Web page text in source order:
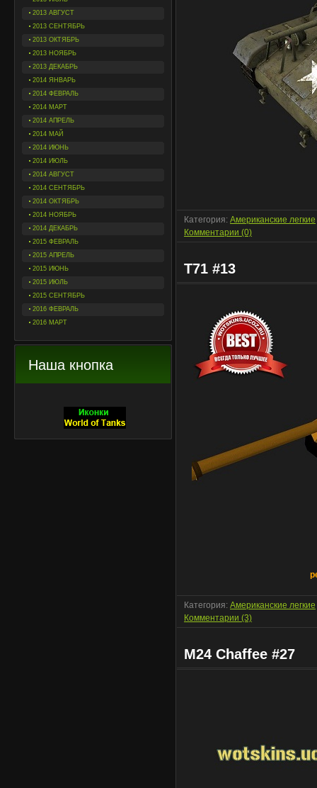
2013 АВГУСТ
2013 СЕНТЯБРЬ
2013 ОКТЯБРЬ
2013 НОЯБРЬ
2013 ДЕКАБРЬ
2014 ЯНВАРЬ
2014 ФЕВРАЛЬ
2014 МАРТ
2014 АПРЕЛЬ
2014 МАЙ
2014 ИЮНЬ
2014 ИЮЛЬ
2014 АВГУСТ
2014 СЕНТЯБРЬ
2014 ОКТЯБРЬ
2014 НОЯБРЬ
2014 ДЕКАБРЬ
2015 ФЕВРАЛЬ
2015 АПРЕЛЬ
2015 ИЮНЬ
2015 ИЮЛЬ
2015 СЕНТЯБРЬ
2016 ФЕВРАЛЬ
2016 МАРТ
Наша кнопка
Категория: Американские легкие
Комментарии (0)
T71 #13
Категория: Американские легкие
Комментарии (3)
M24 Chaffee #27